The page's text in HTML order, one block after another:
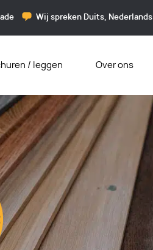
Wij spreken Duits,
/ leggen Over ons